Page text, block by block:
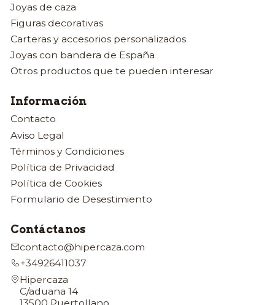
Joyas de caza
Figuras decorativas
Carteras y accesorios personalizados
Joyas con bandera de España
Otros productos que te pueden interesar
Información
Contacto
Aviso Legal
Términos y Condiciones
Política de Privacidad
Política de Cookies
Formulario de Desestimiento
Contáctanos
contacto@hipercaza.com
+34926411037
Hipercaza
C/aduana 14
13500 Puertollano